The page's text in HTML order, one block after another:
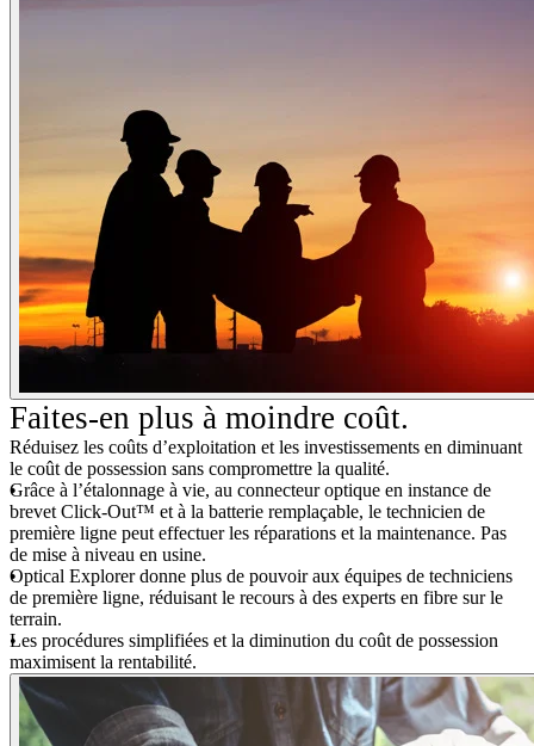
Faites-en plus à moindre coût.
Réduisez les coûts d’exploitation et les investissements en diminuant
le coût de possession sans compromettre la qualité.
Grâce à l’étalonnage à vie, au connecteur optique en instance de
brevet Click-Out™ et à la batterie remplaçable, le technicien de
première ligne peut effectuer les réparations et la maintenance. Pas
de mise à niveau en usine.
Optical Explorer donne plus de pouvoir aux équipes de techniciens
de première ligne, réduisant le recours à des experts en fibre sur le
terrain.
Les procédures simplifiées et la diminution du coût de possession
maximisent la rentabilité.